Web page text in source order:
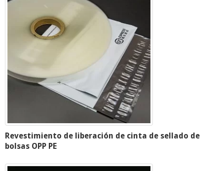
Revestimiento de liberación de cinta de sellado de
bolsas OPP PE